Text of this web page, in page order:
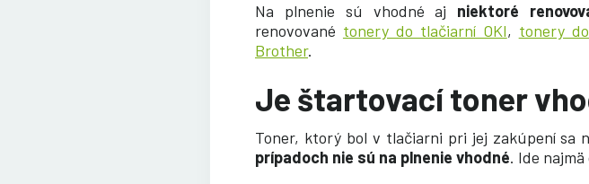
Na plnenie sú vhodné aj niektoré
renovované tonery do tlačiarní OKI, tonery
Brother.
Je štartovací toner
Toner, ktorý bol v tlačiarni pri jej zakúpení sa
prípadoch nie sú na plnenie vhodné. Ide najmä